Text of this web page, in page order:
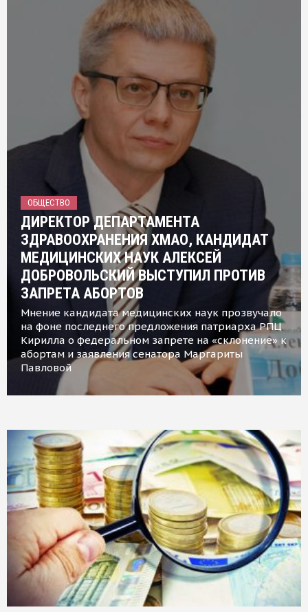
ОБЩЕСТВО
ДИРЕКТОР ДЕПАРТАМЕНТА
ЗДРАВООХРАНЕНИЯ ХМАО, КАНДИДАТ
МЕДИЦИНСКИХ НАУК АЛЕКСЕЙ
ДОБРОВОЛЬСКИЙ ВЫСТУПИЛ ПРОТИВ
ЗАПРЕТА АБОРТОВ
Мнение кандидата медицинских наук прозвучало
на фоне последнего предложения патриарха РПЦ
Кирилла о федеральном запрете на «склонение» к
абортам и заявления сенатора Маргариты
Павловой